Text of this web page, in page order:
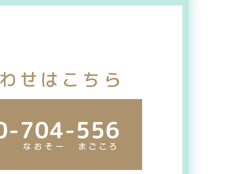
せはこちら